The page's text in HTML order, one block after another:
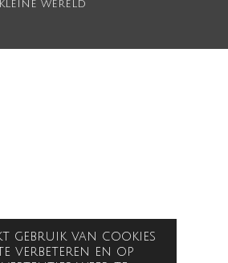
gebruik van cookies
verbeteren en op
wereld